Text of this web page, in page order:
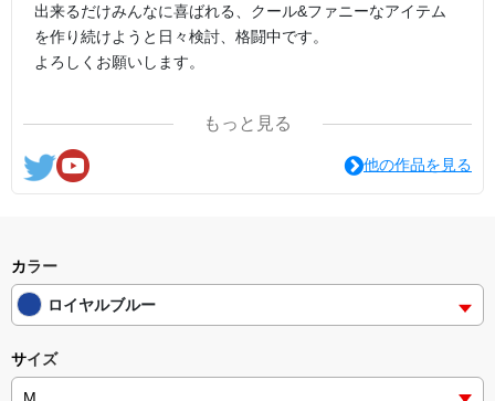
出来るだけみんなに喜ばれる、クール&ファニーなアイテム
を作り続けようと日々検討、格闘中です。
よろしくお願いします。
ここの他にも『日日彼是色々面白可笑し。IN SUZURI』や
nichinichioo by BASE にも展開中。
コチラもよろしくお願いします。
もっと見る
他の作品を見る
カラー
ロイヤルブルー
サイズ